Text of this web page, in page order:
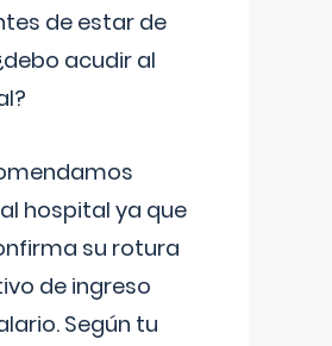
de estar de
acudir al
hospital ya que
su rotura
de ingreso
Según tu